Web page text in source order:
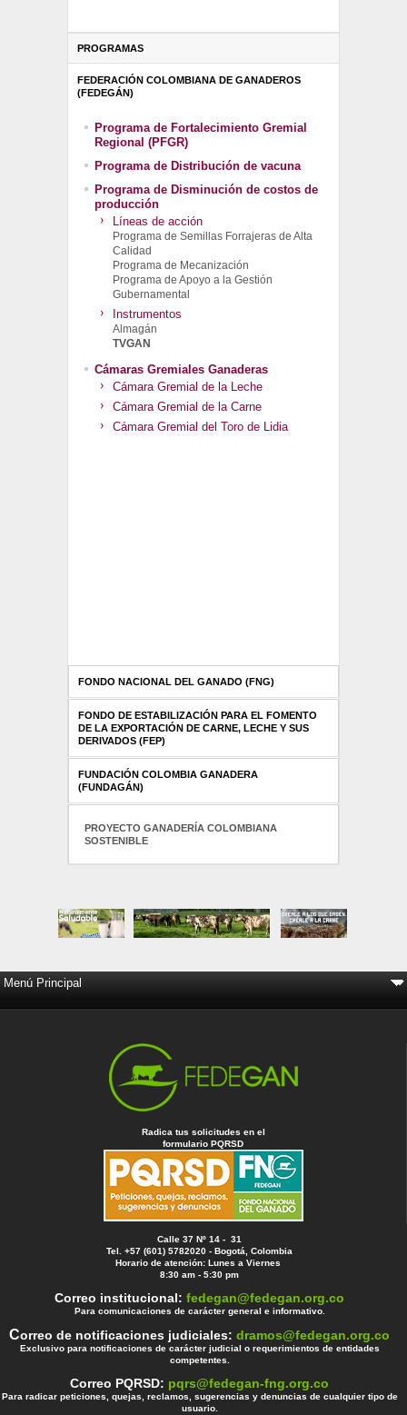
PROGRAMAS
FEDERACIÓN COLOMBIANA DE GANADEROS
(FEDEGÁN)
Programa de Fortalecimiento Gremial
Regional (PFGR)
Programa de Distribución de vacuna
Programa de Disminución de costos de
producción
Líneas de acción
Programa de Semillas Forrajeras de Alta
Calidad
Programa de Mecanización
Programa de Apoyo a la Gestión
Gubernamental
Instrumentos
Almagán
TVGAN
Cámaras Gremiales Ganaderas
Cámara Gremial de la Leche
Cámara Gremial de la Carne
Cámara Gremial del Toro de Lidia
FONDO NACIONAL DEL GANADO (FNG)
FONDO DE ESTABILIZACIÓN PARA EL FOMENTO
DE LA EXPORTACIÓN DE CARNE, LECHE Y SUS
DERIVADOS (FEP)
FUNDACIÓN COLOMBIA GANADERA
(FUNDAGÁN)
PROYECTO GANADERÍA COLOMBIANA
SOSTENIBLE
Radica tus solicitudes en el
formulario PQRSD
Calle 37 Nº 14 - 31
Tel. +57 (601) 5782020 - Bogotá, Colombia
Horario de atención: Lunes a Viernes
8:30 am - 5:30 pm
Correo institucional:fedegan@fedegan.org.co
Para comunicaciones de carácter general e informativo.
Correo de notificaciones judiciales:dramos@fedegan.org.co
Exclusivo para notificaciones de carácter judicial o requerimientos de entidades
competentes.
Correo PQRSD: pqrs@fedegan-fng.org.co
Para radicar peticiones, quejas, reclamos, sugerencias y denuncias de cualquier tipo de
usuario.